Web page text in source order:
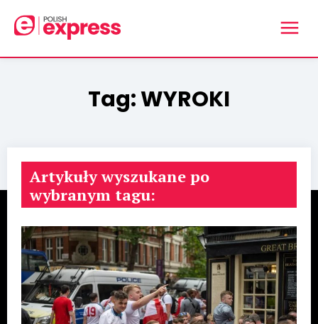
Tag:WYROKI
Artykuły wyszukane po
wybranym tagu: